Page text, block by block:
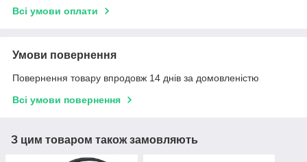
Всі умови оплати
Умови повернення
Повернення товару впродовж 14 днів за домовленістю
Всі умови повернення
З цим товаром також замовляють